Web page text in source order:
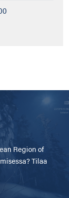
Region of
Tilaa